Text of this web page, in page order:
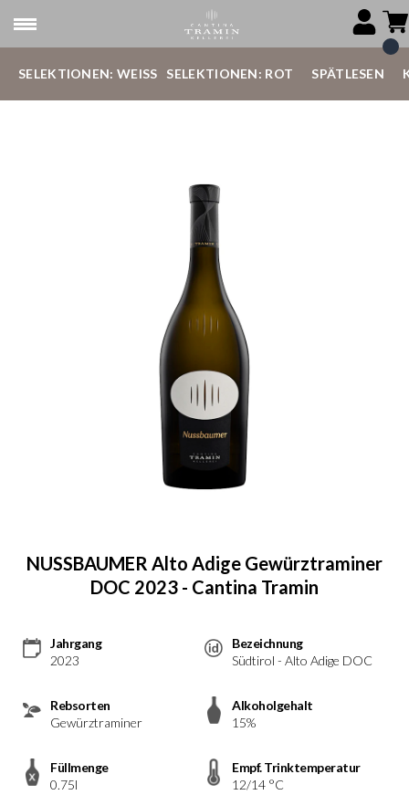
SELEKTIONEN: WEISS SELEKTIONEN: ROT SPÄTLESEN
NUSSBAUMER Alto Adige Gewürztraminer
DOC 2023 - Cantina Tramin
Jahrgang
2023
Bezeichnung
Südtirol - Alto Adige DOC
Rebsorten
Gewürztraminer
Alkoholgehalt
15%
Füllmenge
0.75l
Empf. Trinktemperatur
12/14 °C